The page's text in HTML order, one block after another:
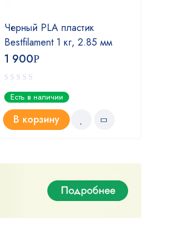
Черный PLA пластик
Bestfilament 1 кг, 2.85 мм
1 900Р
Есть в наличии
В корзину